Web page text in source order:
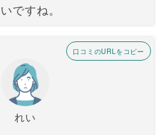
ですね。
れい
口コミのURLをコピー